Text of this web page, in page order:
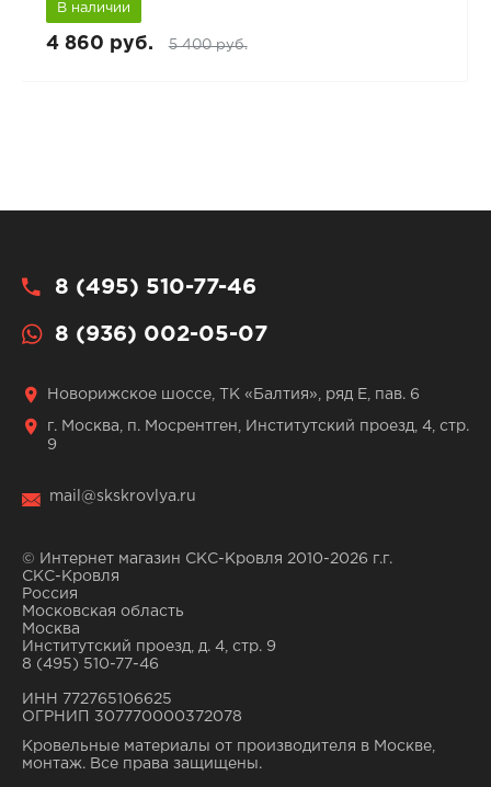
В наличии
4 860 руб. 5 400 руб.
8 (495) 510-77-46
8 (936) 002-05-07
Новорижское шоссе, ТК «Балтия», ряд Е, пав. 6
г. Москва, п. Мосрентген, Институтский проезд, 4, стр.
9
mail@skskrovlya.ru
© Интернет магазин СКС-Кровля 2010-2026 г.г.
СКС-Кровля
Россия
Московская область
Москва
Институтский проезд, д. 4, стр. 9
8 (495) 510-77-46
ИНН 772765106625
ОГРНИП 307770000372078
Кровельные материалы от производителя в Москве,
монтаж. Все права защищены.